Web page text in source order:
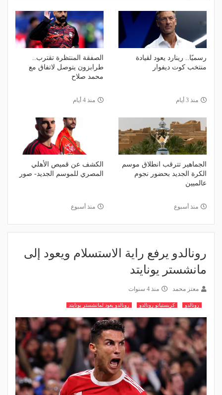
رسميًا.. رينارد يعود لقيادة
منتخب كوت ديفوار
منذ 3 أيام
الصفقة المنتظرة تقترب..
طرابزون يتوصل لاتفاق مع
محمد صلاح
منذ 4 أيام
الجماهير تترقب انطلاق موسم
الكرة الجديد بحضور نجوم
عالميين
منذ أسبوع
الكشف عن قميص الأهلي
المصري للموسم الجديد- صور
منذ أسبوع
رونالدو يرفع راية الاستسلام ويعود إلى
مانشستر يونايتد
معتز محمد منذ 4 سنوات
رونالدو كريستيانو رونالدو رونالدو يعود لمانشستر يونايتد